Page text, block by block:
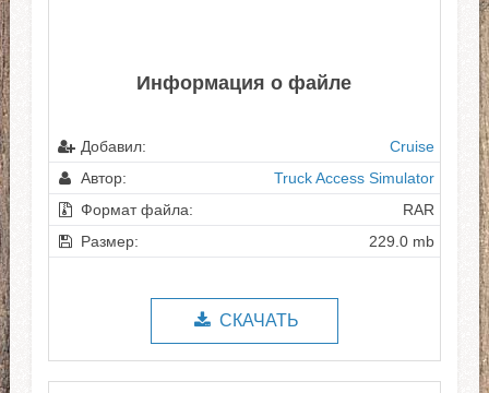
Информация о файле
Добавил:
Cruise
Автор:
Truck Access Simulator
Формат файла:
RAR
Размер:
229.0 mb
СКАЧАТЬ